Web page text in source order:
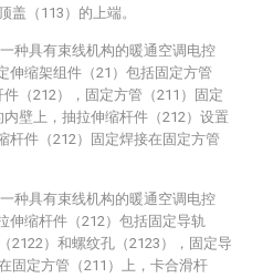
盖（113）的上端。
种具有束线机构的暖通空调电控
伸缩架组件（21）包括固定方管
件（212），固定方管（211）固定
壁上，抽拉伸缩杆件（212）设置
杆件（212）固定焊接在固定方管
种具有束线机构的暖通空调电控
伸缩杆件（212）包括固定导轨
2122）和螺纹孔（2123），固定导
固定方管（211）上，卡合滑杆